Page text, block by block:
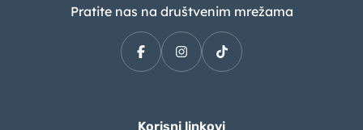
Pratite nas na društvenim mrežama
Korisni linkovi